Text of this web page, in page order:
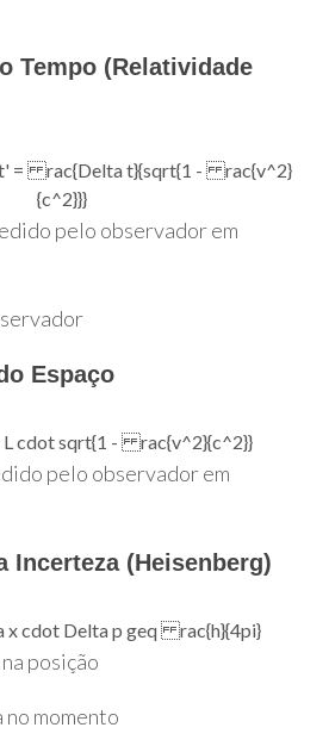
Tempo (Relatividade
= rac{Delta t}{sqrt{1 - rac{v^2}
{c^2}}}
pelo observador em
Espaço
L cdot sqrt{1 - rac{v^2}{c^2}}
pelo observador em
Incerteza (Heisenberg)
x cdot Delta p geq rac{h}{4pi}
posição
no momento